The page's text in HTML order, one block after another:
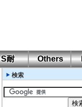
S耐 Others
検索